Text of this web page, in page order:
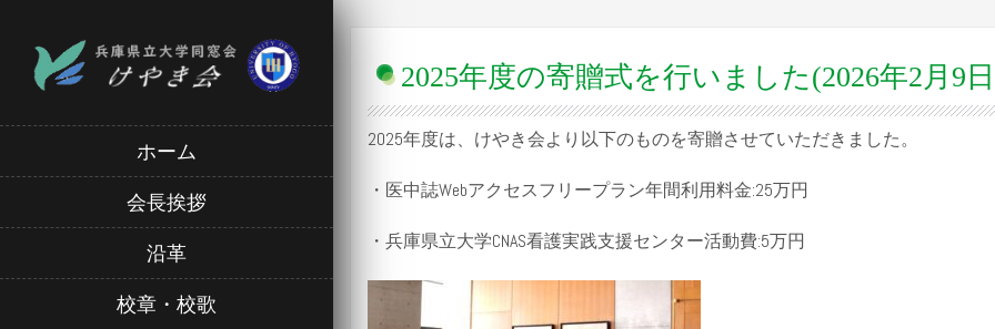
ホーム
会長挨拶
沿革
校章・校歌
2025年度の寄贈式を行いました(2026年2月9
2025年度は、けやき会より以下のものを寄贈させていただきました。
・医中誌Webアクセスフリープラン年間利用料金:25万円
・兵庫県立大学CNAS看護実践支援センター活動費:5万円